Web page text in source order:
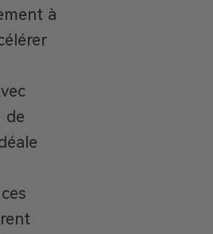
à
de